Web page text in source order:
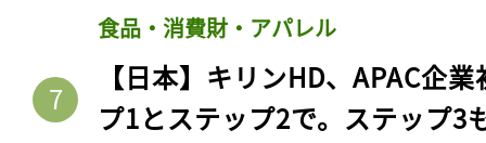
食品・消費財・アパレル
【日本】キリンHD、APAC企
プ1とステップ2で。ステップ3